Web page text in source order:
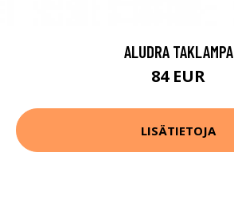
ALUDRA TAKLAMPA
84 EUR
LISÄTIETOJA